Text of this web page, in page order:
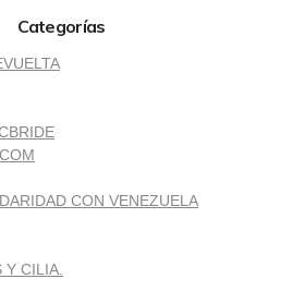
Categorías
CON VENEZUELA
Y CILIA.